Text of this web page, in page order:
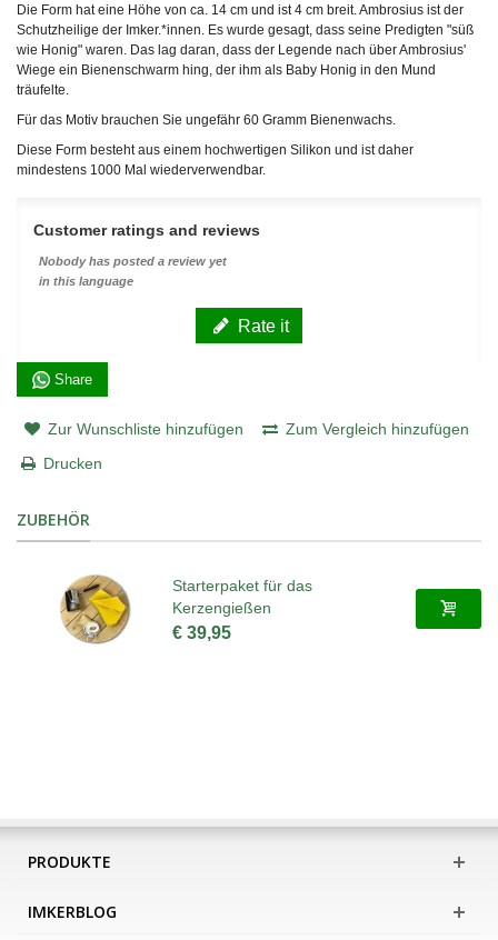
Die Form hat eine Höhe von ca. 14 cm und ist 4 cm breit. Ambrosius ist der
Schutzheilige der Imker.*innen. Es wurde gesagt, dass seine Predigten "süß
wie Honig" waren. Das lag daran, dass der Legende nach über Ambrosius'
Wiege ein Bienenschwarm hing, der ihm als Baby Honig in den Mund
träufelte.
Für das Motiv brauchen Sie ungefähr 60 Gramm Bienenwachs.
Diese Form besteht aus einem hochwertigen Silikon und ist daher
mindestens 1000 Mal wiederverwendbar.
Customer ratings and reviews
Nobody has posted a review yet
in this language
Rate it
Share
Zur Wunschliste hinzufügen
Zum Vergleich hinzufügen
Drucken
ZUBEHÖR
Starterpaket für das
Kerzengießen
€ 39,95
PRODUKTE
IMKERBLOG